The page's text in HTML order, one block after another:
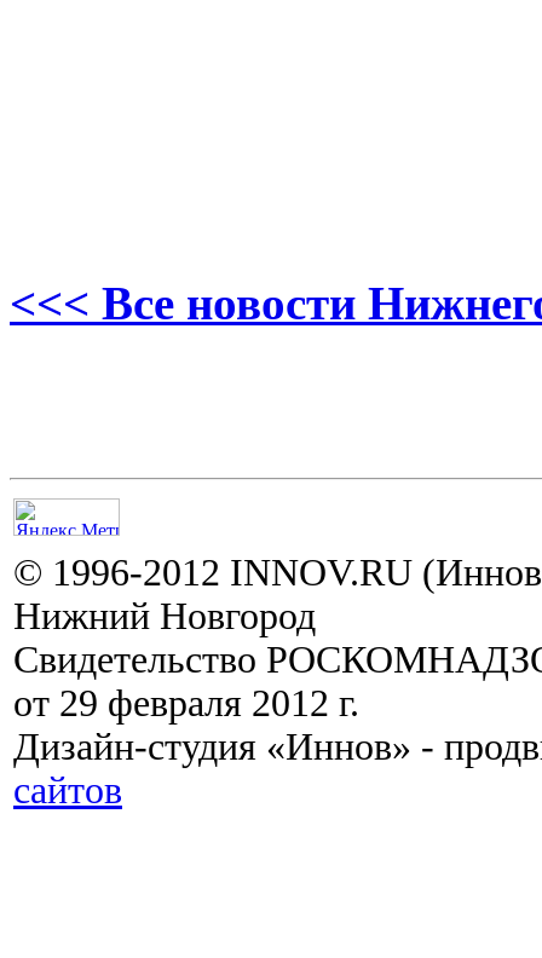
<<< Все новости
© 1996-2012 INNOV.RU
Нижний Новгород
Свидетельство
от 29 февраля 2012 г.
Дизайн-студия «Иннов» -
сайтов